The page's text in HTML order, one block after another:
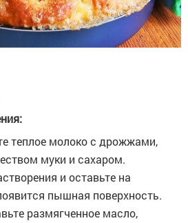
теплое молоко с дрожжами,
муки и сахаром.
и оставьте на
пышная поверхность.
размягченное масло,